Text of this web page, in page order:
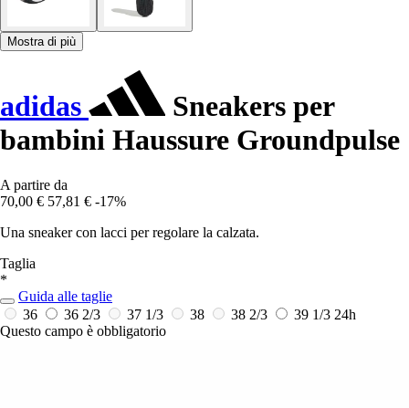
Mostra di più
adidas
Sneakers per
bambini Haussure Groundpulse
A partire da
70,00 € 57,81 € -17%
Una sneaker con lacci per regolare la calzata.
Taglia
*
Guida alle taglie
36
36 2/3 37 1/3 38 38 2/3 39 1/3 24h
Questo campo è obbligatorio